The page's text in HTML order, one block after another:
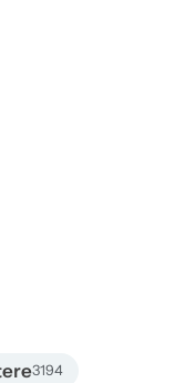
3194